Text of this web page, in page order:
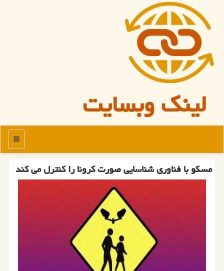
لینک وبسایت
منو
مسكو با فناوری شناسایی صورت كرونا را كنترل می كند